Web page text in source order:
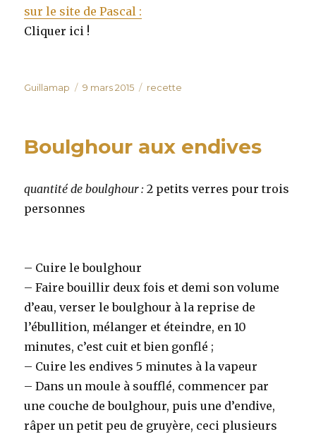
sur le site de Pascal :
Cliquer ici !
Auteur
Guillamap
Publié
9 mars 2015 Catégories
recette
Boulghour aux endives
quantité de boulghour : 2 petits verres pour trois
personnes
– Cuire le boulghour
– Faire bouillir deux fois et demi son volume
d’eau, verser le boulghour à la reprise de
l’ébullition, mélanger et éteindre, en 10
minutes, c’est cuit et bien gonflé ;
– Cuire les endives 5 minutes à la vapeur
– Dans un moule à soufflé, commencer par
une couche de boulghour, puis une d’endive,
râper un petit peu de gruyère, ceci plusieurs